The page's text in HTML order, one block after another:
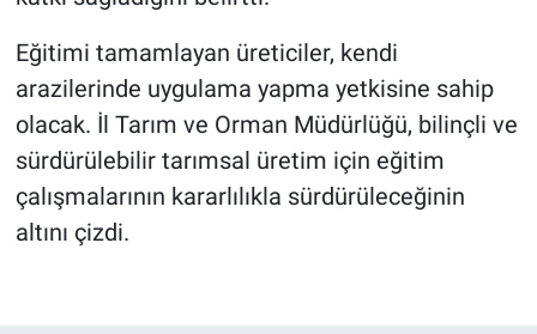
Eğitimi tamamlayan üreticiler, kendi
arazilerinde uygulama yapma yetkisine sahip
olacak. İl Tarım ve Orman Müdürlüğü, bilinçli ve
sürdürülebilir tarımsal üretim için eğitim
çalışmalarının kararlılıkla sürdürüleceğinin
altını çizdi.